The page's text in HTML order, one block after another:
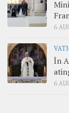
6
În
6